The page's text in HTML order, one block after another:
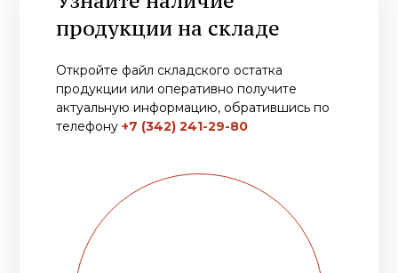
Сертификаты
Компания является дилером ООО
«Холдинг Кабельный Альянс»
сертификат
Компания является дистрибьютором